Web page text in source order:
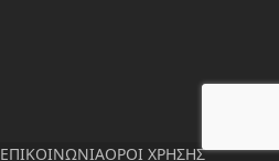
ΕΠΙΚΟΙΝΩΝΙΑΟΡΟΙ ΧΡΗΣΗΣ